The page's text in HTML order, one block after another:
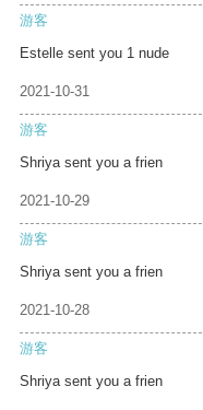
游客
Estelle sent you 1 nude
2021-10-31
游客
Shriya sent you a frien
2021-10-29
游客
Shriya sent you a frien
2021-10-28
游客
Shriya sent you a frien